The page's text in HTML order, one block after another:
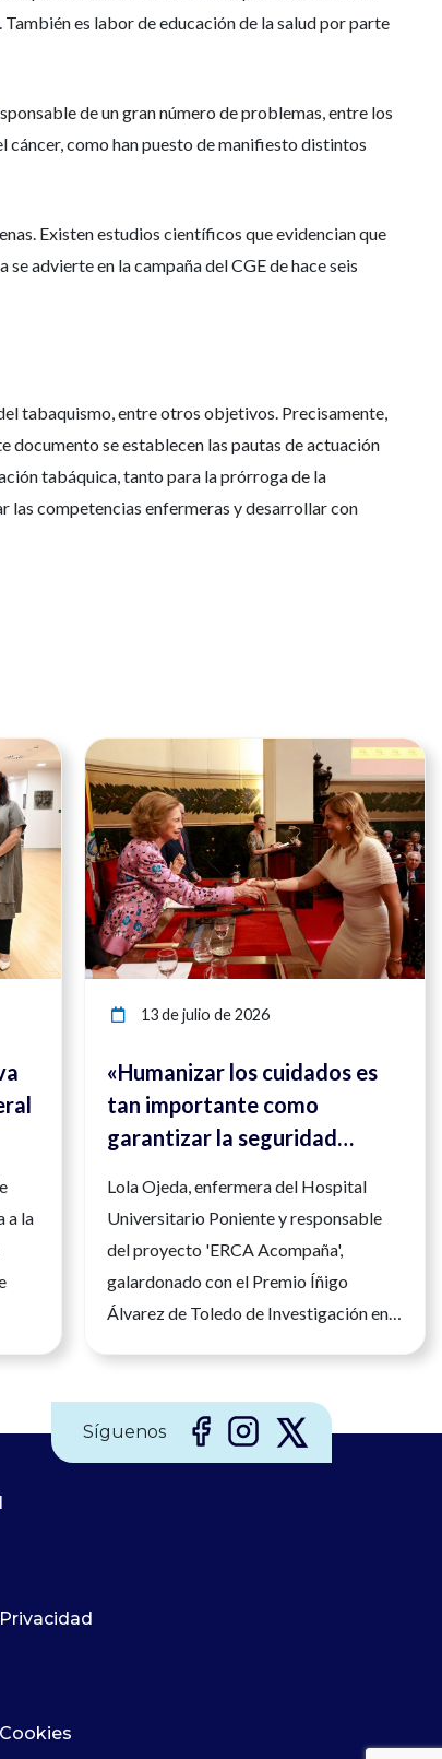
es labor de educación de la salud por parte
de un gran número de problemas, entre los
cáncer, como han puesto de manifiesto distintos
Existen estudios científicos que evidencian que
advierte en la campaña del CGE de hace seis
tabaquismo, entre otros objetivos. Precisamente,
documento se establecen las pautas de actuación
tabáquica, tanto para la prórroga de la
competencias enfermeras y desarrollar con
a la
noticia
13 de julio de 2026
«Humanizar los cuidados es
tan importante como
garantizar la seguridad
Lola Ojeda, enfermera del Hospital
Universitario Poniente y responsable
del proyecto 'ERCA Acompaña',
galardonado con el Premio Íñigo
Álvarez de Toledo de Investigación en
que acompaña a los pacientes renales
en uno de los momentos más difíciles de
Ver noticia
Síguenos